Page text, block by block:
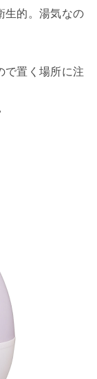
生的。湯気なの
で置く場所に注